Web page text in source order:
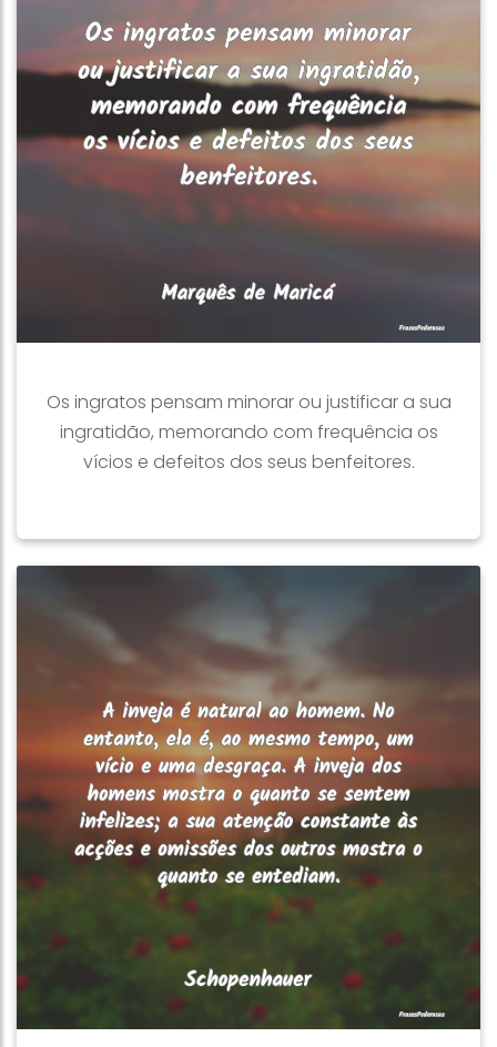
Os ingratos pensam minorar ou justificar a sua
ingratidão, memorando com frequência os
vícios e defeitos dos seus benfeitores.